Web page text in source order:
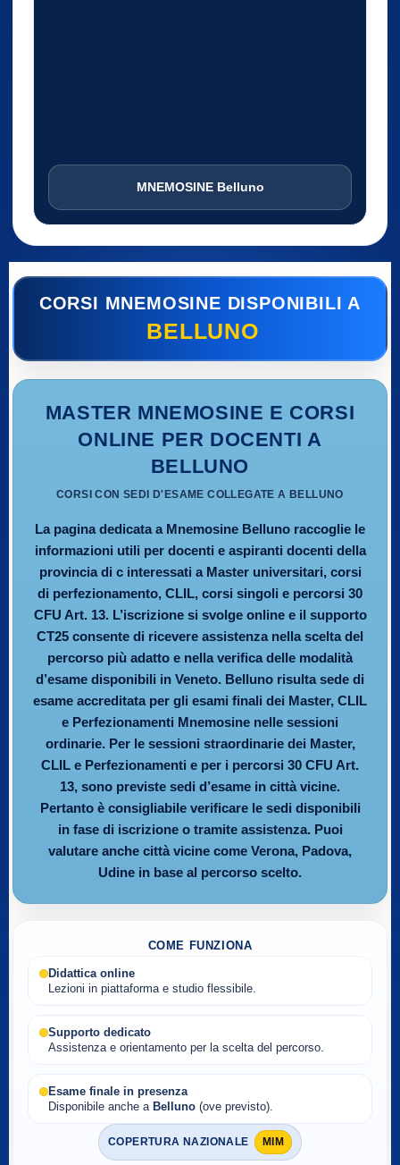
MNEMOSINE Belluno
CORSI MNEMOSINE DISPONIBILI A
BELLUNO
MASTER MNEMOSINE E CORSI
ONLINE PER DOCENTI A
BELLUNO
CORSI CON SEDI D'ESAME COLLEGATE A BELLUNO
La pagina dedicata a Mnemosine Belluno raccoglie le
informazioni utili per docenti e aspiranti docenti della
provincia di c interessati a Master universitari, corsi
di perfezionamento, CLIL, corsi singoli e percorsi 30
CFU Art. 13. L’iscrizione si svolge online e il supporto
CT25 consente di ricevere assistenza nella scelta del
percorso più adatto e nella verifica delle modalità
d’esame disponibili in Veneto. Belluno risulta sede di
esame accreditata per gli esami finali dei Master, CLIL
e Perfezionamenti Mnemosine nelle sessioni
ordinarie. Per le sessioni straordinarie dei Master,
CLIL e Perfezionamenti e per i percorsi 30 CFU Art.
13, sono previste sedi d’esame in città vicine.
Pertanto è consigliabile verificare le sedi disponibili
in fase di iscrizione o tramite assistenza. Puoi
valutare anche città vicine come Verona, Padova,
Udine in base al percorso scelto.
COME FUNZIONA
Didattica online
Lezioni in piattaforma e studio flessibile.
Supporto dedicato
Assistenza e orientamento per la scelta del percorso.
Esame finale in presenza
Disponibile anche a Belluno (ove previsto).
COPERTURA NAZIONALE MIM